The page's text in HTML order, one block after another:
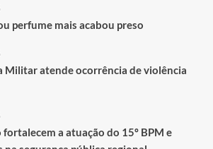
perfume mais acabou preso
Militar atende ocorrência de violência
fortalecem a atuação do 15º BPM e